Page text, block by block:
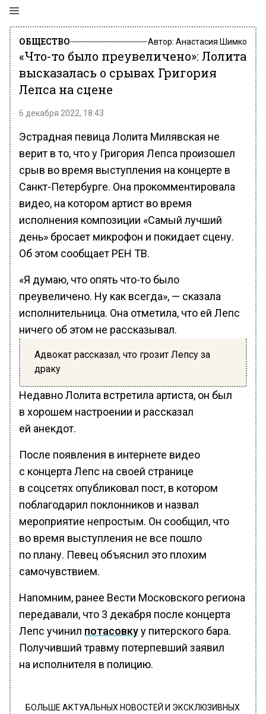
ОБЩЕСТВО Автор: Анастасия Шимко
«Что-то было преувеличено»: Лолита
высказалась о срывах Григория
Лепса на сцене
6 декабря 2022, 18:43
Эстрадная певица Лолита Милявская не
верит в то, что у Григория Лепса произошел
срыв во время выступления на концерте в
Санкт-Петербурге. Она прокомментировала
видео, на котором артист во время
исполнения композиции «Самый лучший
день» бросает микрофон и покидает сцену.
Об этом сообщает РЕН ТВ.
«Я думаю, что опять что-то было
преувеличено. Ну как всегда», — сказала
исполнительница. Она отметила, что ей Лепс
ничего об этом не рассказывал.
Адвокат рассказал, что грозит Лепсу за
драку
Недавно Лолита встретила артиста, он был
в хорошем настроении и рассказал
ей анекдот.
После появления в интернете видео
с концерта Лепс на своей странице
в соцсетях опубликовал пост, в котором
поблагодарил поклонников и назвал
мероприятие непростым. Он сообщил, что
во время выступления не все пошло
по плану. Певец объяснил это плохим
самочувствием.
Напомним, ранее Вести Московского региона
передавали, что 3 декабря после концерта
Лепс учинил потасовкуу питерского бара.
Получивший травму потерпевший заявил
на исполнителя в полицию.
БОЛЬШЕ АКТУАЛЬНЫХ НОВОСТЕЙ И ЭКСКЛЮЗИВНЫХ